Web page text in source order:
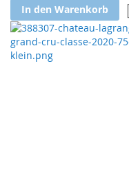
In den Warenkorb